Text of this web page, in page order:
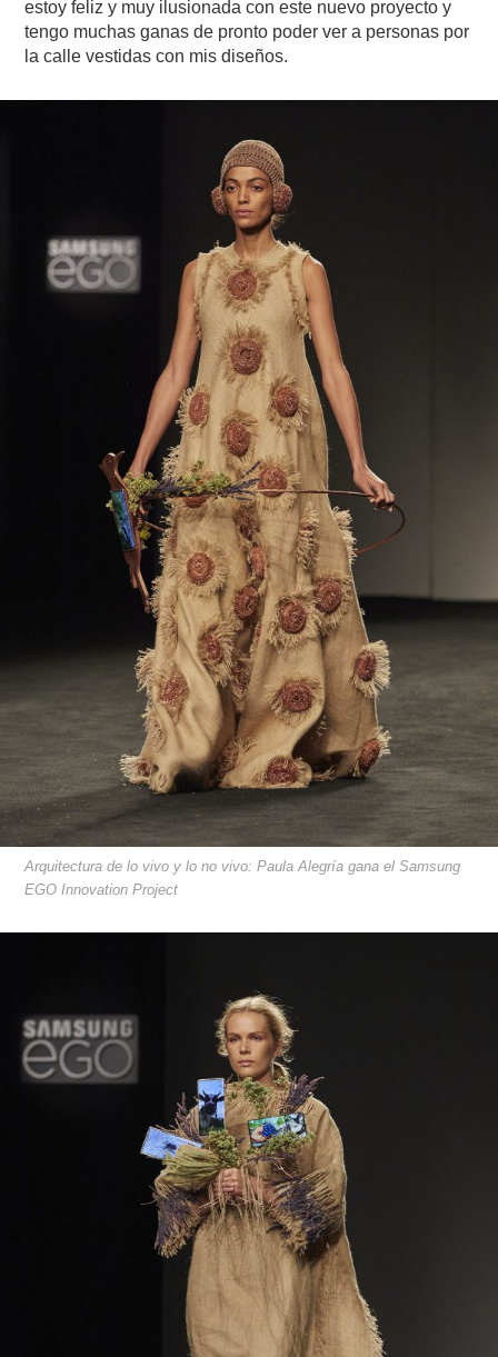
estoy feliz y muy ilusionada con este nuevo proyecto y
tengo muchas ganas de pronto poder ver a personas por
la calle vestidas con mis diseños.
Arquitectura de lo vivo y lo no vivo: Paula Alegría gana el Samsung
EGO Innovation Project